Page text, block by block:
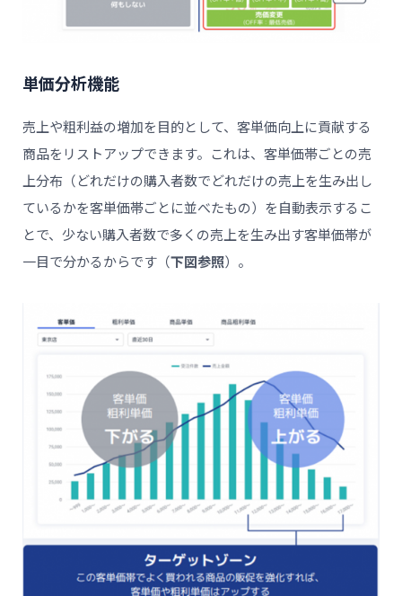
単価分析機能
売上や粗利益の増加を目的として、客単価向上に貢献する
商品をリストアップできます。これは、客単価帯ごとの売
上分布（どれだけの購入者数でどれだけの売上を生み出し
ているかを客単価帯ごとに並べたもの）を自動表示するこ
とで、少ない購入者数で多くの売上を生み出す客単価帯が
一目で分かるからです（下図参照）。